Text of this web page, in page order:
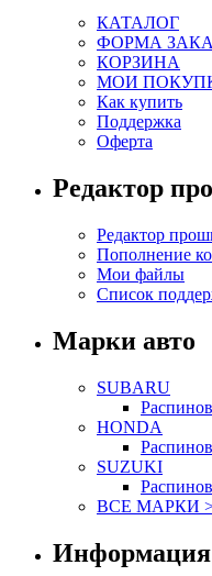
КАТАЛОГ
ФОРМА
КОРЗИНА
МОИ
Как купить
Поддержка
Оферта
Редактор
Редактор
Пополнение
Мои файлы
Список
Марки авто
SUBARU
HONDA
SUZUKI
ВСЕ МАРКИ
Информация